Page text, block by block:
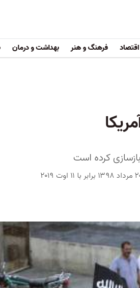
اقتصاد فرهنگ و هنر بهداشت و درمان
کرده است
یک شنبه ۲۰ مرداد ۱۳۹۸ برابر با ۱۱ اوت ۲۰۱۹